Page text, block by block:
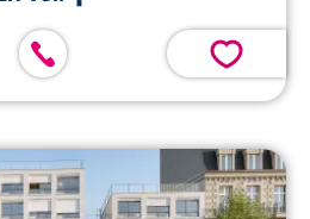
💗